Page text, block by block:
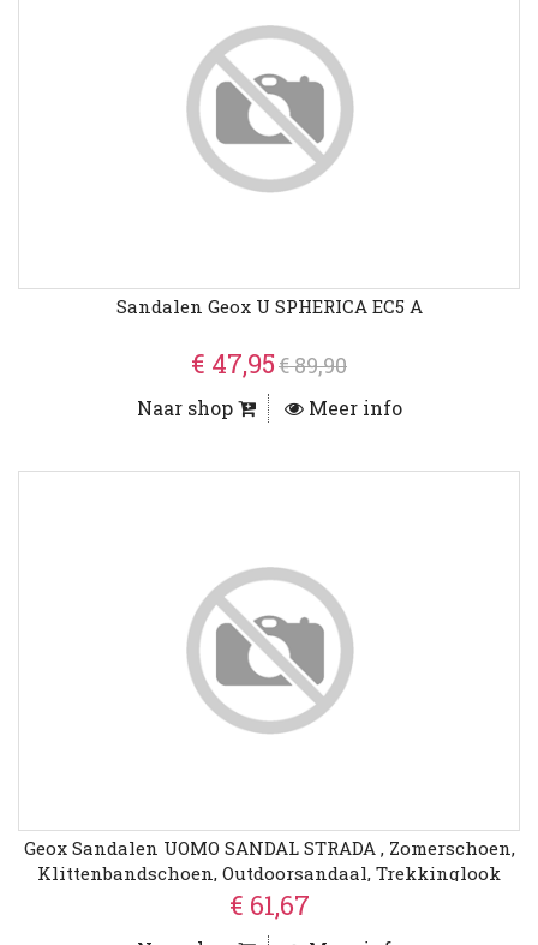
Sandalen Geox U SPHERICA EC5 A
€ 47,95€ 89,90
Naar shop Meer info
Geox Sandalen UOMO SANDAL STRADA , Zomerschoen,
Klittenbandschoen, Outdoorsandaal, Trekkinglook
€ 61,67